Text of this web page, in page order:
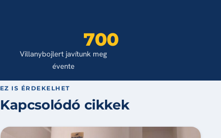
700
Villanybojlert javítunk meg
évente
EZ IS ÉRDEKELHET
Kapcsolódó cikkek